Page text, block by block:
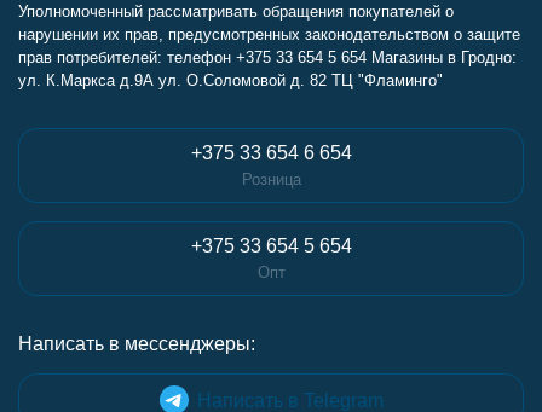
Уполномоченный рассматривать обращения покупателей о
нарушении их прав, предусмотренных законодательством о защите
прав потребителей: телефон +375 33 654 5 654 Магазины в Гродно:
ул. К.Маркса д.9А ул. О.Соломовой д. 82 ТЦ "Фламинго"
+375 33 654 6 654
Розница
+375 33 654 5 654
Опт
Написать в мессенджеры:
Написать в Telegram